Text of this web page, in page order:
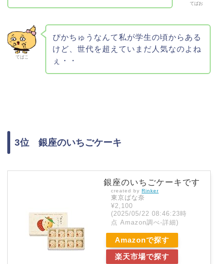
てばお
てばこ
ぴかちゅうなんて私が学生の頃からある
けど、世代を超えていまだ人気なのよね
ぇ・・
3位 銀座のいちごケーキ
銀座のいちごケーキです
created by Rinker
東京ばな奈
¥2,100
(2025/05/22 08:46:23時
点 Amazon調べ-詳細)
Amazonで探す
楽天市場で探す